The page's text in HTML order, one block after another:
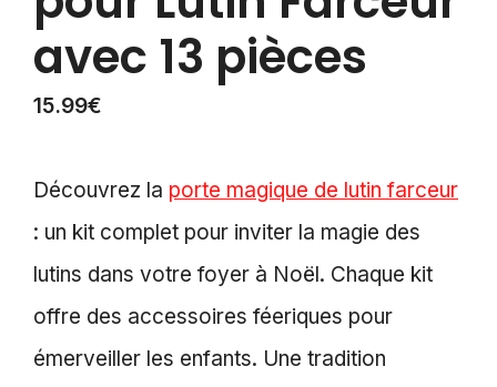
avec 13 pièces
15.99€
Découvrez la porte magique de lutin farceur
: un kit complet pour inviter la magie des
lutins dans votre foyer à Noël. Chaque kit
offre des accessoires féeriques pour
émerveiller les enfants. Une tradition